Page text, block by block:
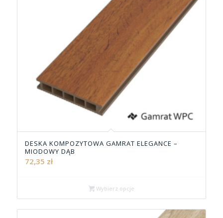
DESKA KOMPOZYTOWA GAMRAT ELEGANCE –
MIODOWY DĄB
72,35 zł
Wybierz opcje